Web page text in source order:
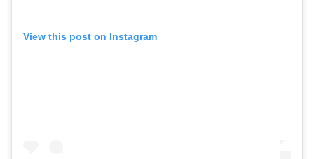
View this post on Instagram